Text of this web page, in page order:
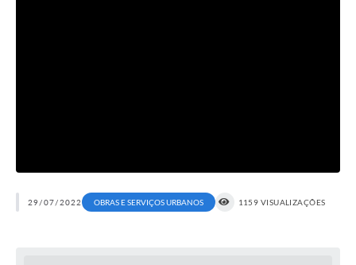
29/07/2022 OBRAS E SERVIÇOS URBANOS 1159 VISUALIZAÇÕES